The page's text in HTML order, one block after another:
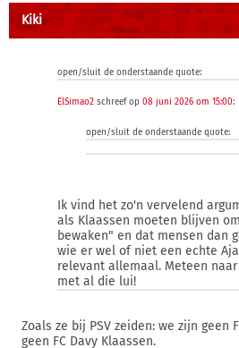
Kiki
open/sluit de onderstaande quote:
ElSimao2 schreef op 08 juni 2026 om 15:00:
open/sluit de onderstaande quote:
Ik vind het zo'n vervelend
als Klaassen moeten blijven
bewaken" en dat mensen dan
wie er wel of niet een echte
relevant allemaal. Meteen
met al die lui!
Zoals ze bij PSV zeiden: we zijn geen
geen FC Davy Klaassen.